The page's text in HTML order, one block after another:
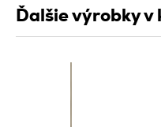
Ďalšie výrobky v